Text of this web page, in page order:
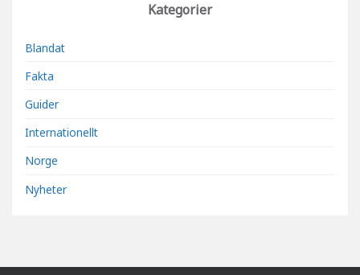
Kategorier
Blandat
Fakta
Guider
Internationellt
Norge
Nyheter